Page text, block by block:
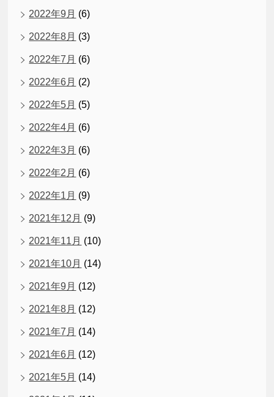
2022年9月 (6)
2022年8月 (3)
2022年7月 (6)
2022年6月 (2)
2022年5月 (5)
2022年4月 (6)
2022年3月 (6)
2022年2月 (6)
2022年1月 (9)
2021年12月 (9)
2021年11月 (10)
2021年10月 (14)
2021年9月 (12)
2021年8月 (12)
2021年7月 (14)
2021年6月 (12)
2021年5月 (14)